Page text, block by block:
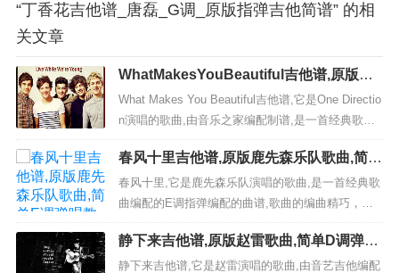
“丁香花吉他谱_唐磊_G调_原版指弹吉他简谱” 的相
关文章
WhatMakesYouBeautiful吉他谱,原版On
eDirection歌曲,简单E调弹唱教学,音乐之
家版六线指弹简谱图
What Makes You Beautiful吉他谱,它是One Directio
n演唱的歌曲,由音乐之家编配制谱,是一首经典歌曲
编配的E调指弹编配的曲谱, 歌曲选自《Up All Nigh
t》专辑非常好听的弹唱曲谱,下面2张高清曲谱由吉
它简谱网为大家更新分享,有喜欢吉它的朋友欢迎关
注！ 视频...
春风十里吉他谱,原版鹿先森乐队歌曲,简单
E调弹唱教学,六线谱指弹简谱3张图
春风十里,它是鹿先森乐队演唱的歌曲,是一首经典歌
曲编配的E调指弹编配的曲谱,歌曲的编曲精巧，令
人叹为观止。 是非常好听又简单的吉它弹唱乐谱,下
面3张高清曲谱由吉它自学网为大家更新分享,有喜欢
吉它的朋友欢迎关注！ 免登录,完全免费六线曲谱,
静下来吉他谱,原版赵雷歌曲,简单D调弹唱
教学,音艺吉他版六线指弹简谱图
静下来吉他谱,它是赵雷演唱的歌曲,由音艺吉他编配